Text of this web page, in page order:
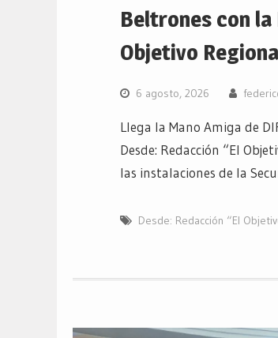
Beltrones con la
Objetivo
6 agosto, 2026
Llega la Mano Amiga de
Desde: Redacción “El
las instalaciones de la
Desde: Redacción “El